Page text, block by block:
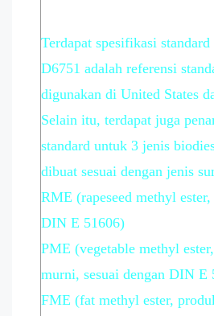
Terdapat spesifikasi
D6751 adalah referensi
digunakan di United States
Selain itu, terdapat juga
standard untuk 3 jenis
dibuat sesuai dengan jenis
RME (rapeseed methyl ester,
DIN E 51606)
PME (vegetable methyl
murni, sesuai dengan DIN E
FME (fat methyl ester,